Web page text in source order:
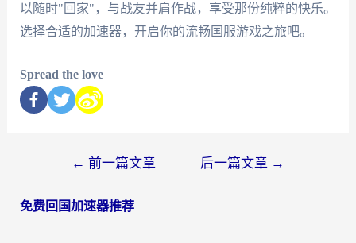
以随时"回家"，与战友并肩作战，享受那份纯粹的快乐。
选择合适的加速器，开启你的流畅国服游戏之旅吧。
Spread the love
← 前一篇文章 后一篇文章 →
免费回国加速器推荐